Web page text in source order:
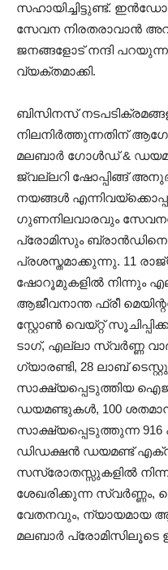
സഹായിച്ചിട്ടുണ്ട്.
സേവന നിരതരാവാൻ
ജനങ്ങളോട് നന്ദി
വ്യക്തമാക്കി.
ബിസിനസ്
നിലനിർത്തുന്നതിന്
മലബാർ ഗോൾഡ് &
ജ്വല്ലറി ഷോപ്പിങ്ങ്
നയങ്ങൾ
ഗുണനിലവാരവും
പ്രോമിസും
പ്രശസ്തമാക്കുന്നു. 11
ഷോറൂമുകളിൽ നിന്നും
ആജീവനാന്ത ഫ്രീ
സ്റ്റോൺ വെയ്റ്റ്
ടാഗ്, എല്ലാ സ്വർണ്ണ
ഗ്യാരണ്ടി, 28 ലാബ്
സാക്ഷ്യപ്പെടുത്തിയ
ഡയമണ്ടുകൾ, 100
സാക്ഷ്യപ്പെടുത്തുന്ന 916
ഡിഡക്ഷൻ ഡയമണ്ട്
സസ്രോതസ്സുകളിൽ
ശേഖരിക്കുന്ന സ്വർണ്ണം,
വേതനവും, ന്യായമായ
മലബാർ പ്രോമിസിലൂടെ